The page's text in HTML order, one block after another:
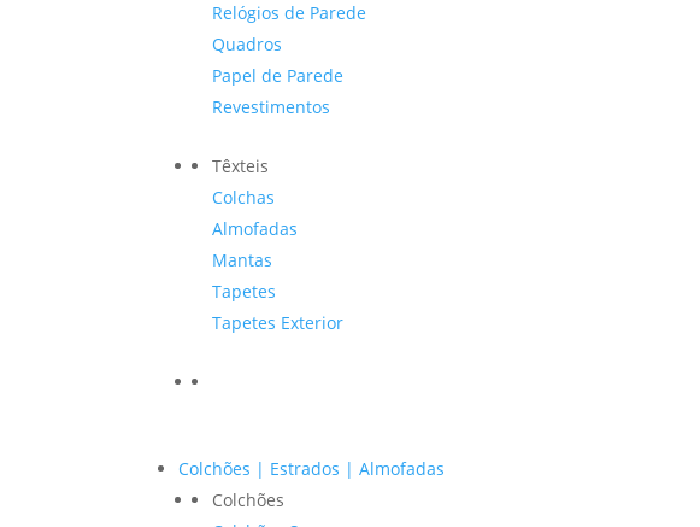
Relógios de Parede
Quadros
Papel de Parede
Revestimentos
Têxteis
Colchas
Almofadas
Mantas
Tapetes
Tapetes Exterior
Colchões | Estrados | Almofadas
Colchões